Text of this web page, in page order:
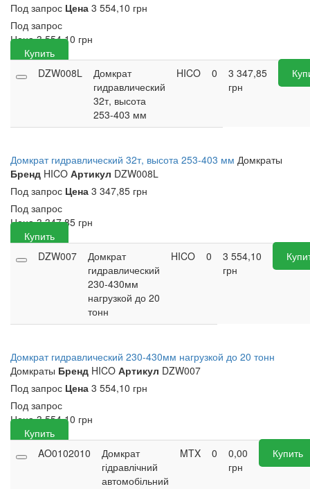
Под запрос Цена 3 554,10 грн
Под запрос
Цена 3 554,10 грн
Купить
DZW008L
Домкрат
гидравлический
32т, высота
253-403 мм
HICO 0
3 347,85
грн
Домкрат гидравлический 32т, высота 253-403 мм Домкраты
Бренд HICO Артикул DZW008L
Под запрос Цена 3 347,85 грн
Под запрос
Цена 3 347,85 грн
Купить
DZW007
Домкрат
гидравлический
230-430мм
нагрузкой до 20
тонн
HICO 0
3 554,10
грн
Домкрат гидравлический 230-430мм нагрузкой до 20 тонн
Домкраты Бренд HICO Артикул DZW007
Под запрос Цена 3 554,10 грн
Под запрос
Цена 3 554,10 грн
Купить
AO0102010
Домкрат
гідравлічний
автомобільний
MTX 0
0,00
грн
Купить